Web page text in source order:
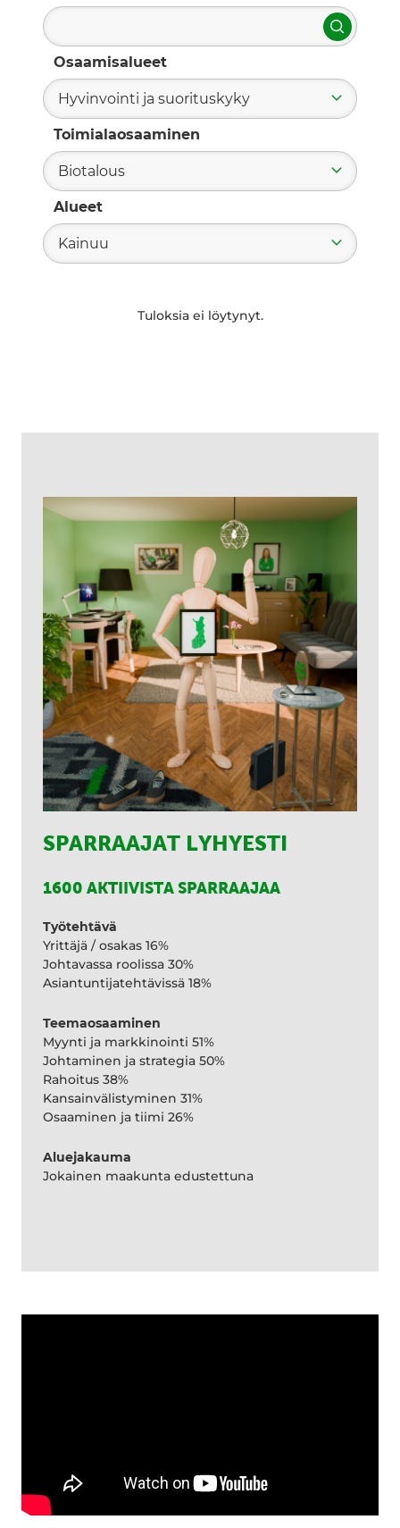
Hae
Osaamisalueet
Hyvinvointi ja suorituskyky
Toimialaosaaminen
Biotalous
Alueet
Kainuu
Tuloksia ei löytynyt.
SPARRAAJAT LYHYESTI
1600 AKTIIVISTA SPARRAAJAA
Työtehtävä
Yrittäjä / osakas 16%
Johtavassa roolissa 30%
Asiantuntijatehtävissä 18%
Teemaosaaminen
Myynti ja markkinointi 51%
Johtaminen ja strategia 50%
Rahoitus 38%
Kansainvälistyminen 31%
Osaaminen ja tiimi 26%
Aluejakauma
Jokainen maakunta edustettuna